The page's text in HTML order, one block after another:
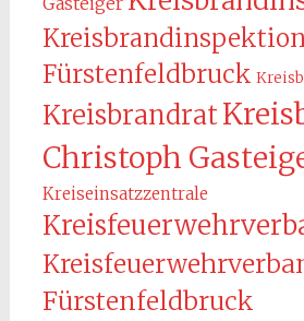
Kreisbrandinspektion
Fürstenfeldbruck
Kreisbrandrat
Christoph
Kreiseinsatzzentrale
Fürstenfeldbruck